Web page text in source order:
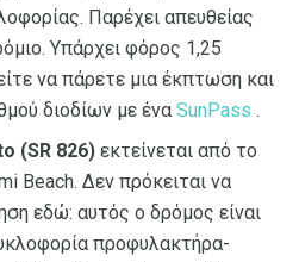
Παρέχει απευθείας
Υπάρχει φόρος 1,25
να πάρετε μια έκπτωση και
διοδίων με ένα SunPass .
(SR 826) εκτείνεται από το
Beach. Δεν πρόκειται να
εδώ: αυτός ο δρόμος είναι
προφυλακτήρα-